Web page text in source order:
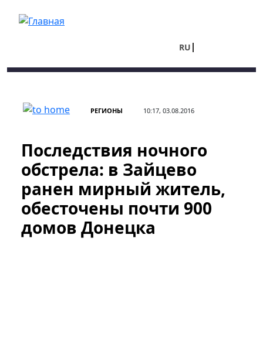
RU
РЕГИОНЫ 10:17, 03.08.2016
Последствия ночного
обстрела: в Зайцево
ранен мирный житель,
обесточены почти 900
домов Донецка